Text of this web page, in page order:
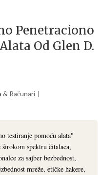
Penetraciono
Od Glen D.
& Računari
testiranje pomoću alata"
spektru čitalaca,
za sajber bezbednost,
mreže, etičke hakere,